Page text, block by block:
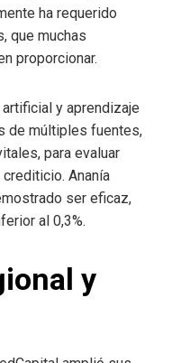
ha requerido
que muchas
proporcionar.
y aprendizaje
de múltiples fuentes,
para evaluar
Ananía
ser eficaz,
al 0,3%.
y